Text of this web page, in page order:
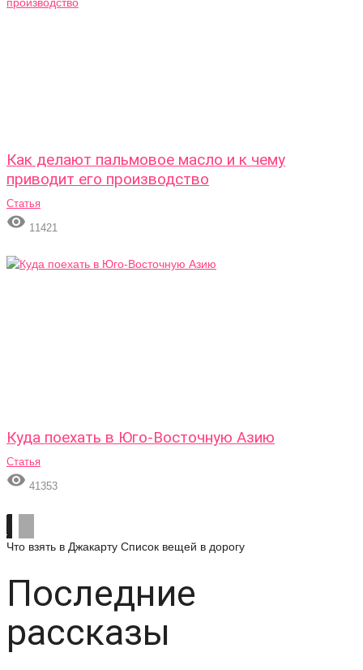
Как делают пальмовое масло и к чему
приводит его производство
Статья
 11421
Куда поехать в Юго-Восточную Азию
Статья
 41353
Что взять в Джакарту Список вещей в дорогу
Последние
рассказы